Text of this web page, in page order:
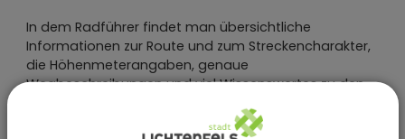
In dem Radführer findet man übersichtliche
Informationen zur Route und zum Streckencharakter,
die Höhenmeterangaben, genaue
Wegbeschreibungen und viel Wissenswertes zu den